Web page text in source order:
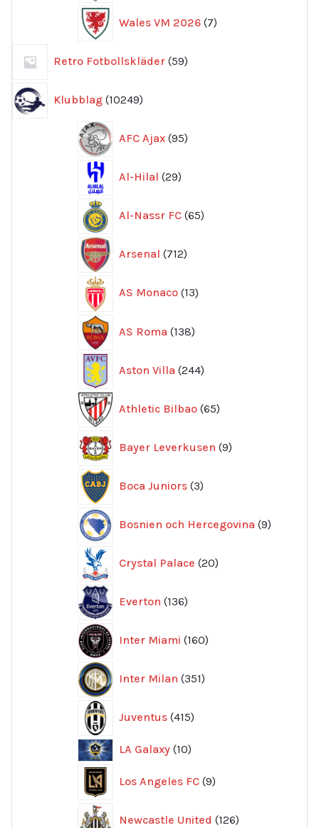
Wales VM 2026 7
produkter
Retro Fotbollskläder 59
produkter
Klubblag 10249
produkter
AFC Ajax 95
produkter
Al-Hilal 29
produkter
Al-Nassr FC 65
produkter
Arsenal 712
produkter
AS Monaco 13
produkter
AS Roma 138
produkter
Aston Villa 244
produkter
Athletic Bilbao 65
produkter
Bayer Leverkusen 9
produkter
Boca Juniors 3
produkter
Bosnien och Hercegovina 9
produkter
Crystal Palace 20
produkter
Everton 136
produkter
Inter Miami 160
produkter
Inter Milan 351
produkter
Juventus 415
produkter
LA Galaxy 1010
Los Angeles FC 9
produkter
Newcastle United 126